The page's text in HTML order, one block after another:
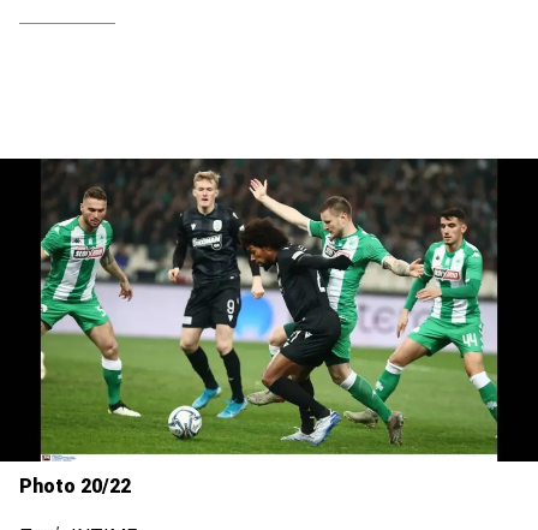
Photo 20/22